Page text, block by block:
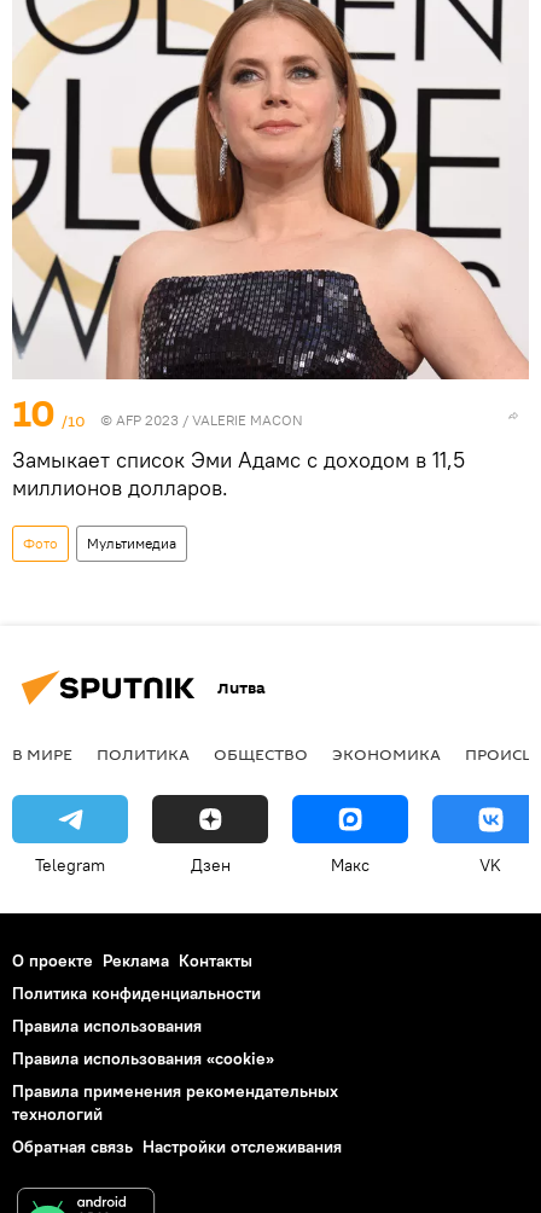
10 /10 © AFP 2023 / VALERIE MACON
Замыкает список Эми Адамс с доходом в 11,5
миллионов долларов.
Фото Мультимедиа
Литва
В МИРЕ ПОЛИТИКА ОБЩЕСТВО ЭКОНОМИКА
Telegram Дзен Макс VK
О проекте Реклама Контакты
Политика конфиденциальности
Правила использования
Правила использования «cookie»
Правила применения рекомендательных
технологий
Обратная связь Настройки отслеживания